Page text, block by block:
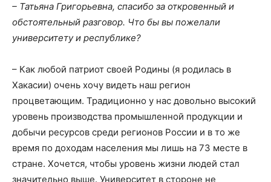
– Татьяна Григорьевна, спасибо за откровенный и
обстоятельный разговор. Что бы вы пожелали
университету и республике?
– Как любой патриот своей Родины (я родилась в
Хакасии) очень хочу видеть наш регион
процветающим. Традиционно у нас довольно высокий
уровень производства промышленной продукции и
добычи ресурсов среди регионов России и в то же
время по доходам населения мы лишь на 73 месте в
стране. Хочется, чтобы уровень жизни людей стал
значительно выше. Университет в стороне не